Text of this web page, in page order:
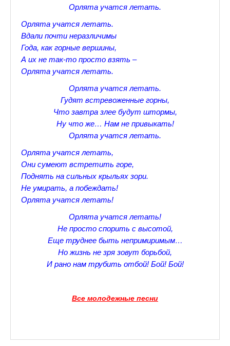
Лучшие стихи Русских Классиков
♪♫Nostalgia melody★
♪♫Музыкальное ассорти★
♪♫Nostalgia melody★
ЗАЛЫ ДЛЯ НАСТОЛЬНОГО ТЕННИСА В ПУШКИНЕ
♪♫Анекдоты★
♪♫Рассказы 3★
♪♫Все тексты новых песен★
♪♫Детские песенки★
♪♫Красивые стихи★
♪♫Песни Высоцкого★
♪♫Eще раз про любовь★
Top видео студии
Орлята учатся летать.
Орлята учатся летать.
Вдали почти неразличимы
Года, как горные вершины,
А их не так-то просто взять –
Орлята учатся летать.
Орлята учатся летать.
Гудят встревоженные горны,
Что завтра злее будут штормы,
Ну что же… Нам не привыкать!
Орлята учатся летать.
Орлята учатся летать,
Они сумеют встретить горе,
Поднять на сильных крыльях зори.
Не умирать, а побеждать!
Орлята учатся летать!
Орлята учатся летать!
Не просто спорить с высотой,
Еще труднее быть непримиримым…
Но жизнь не зря зовут борьбой,
И рано нам трубить отбой! Бой! Бой!
Все молодежные песни